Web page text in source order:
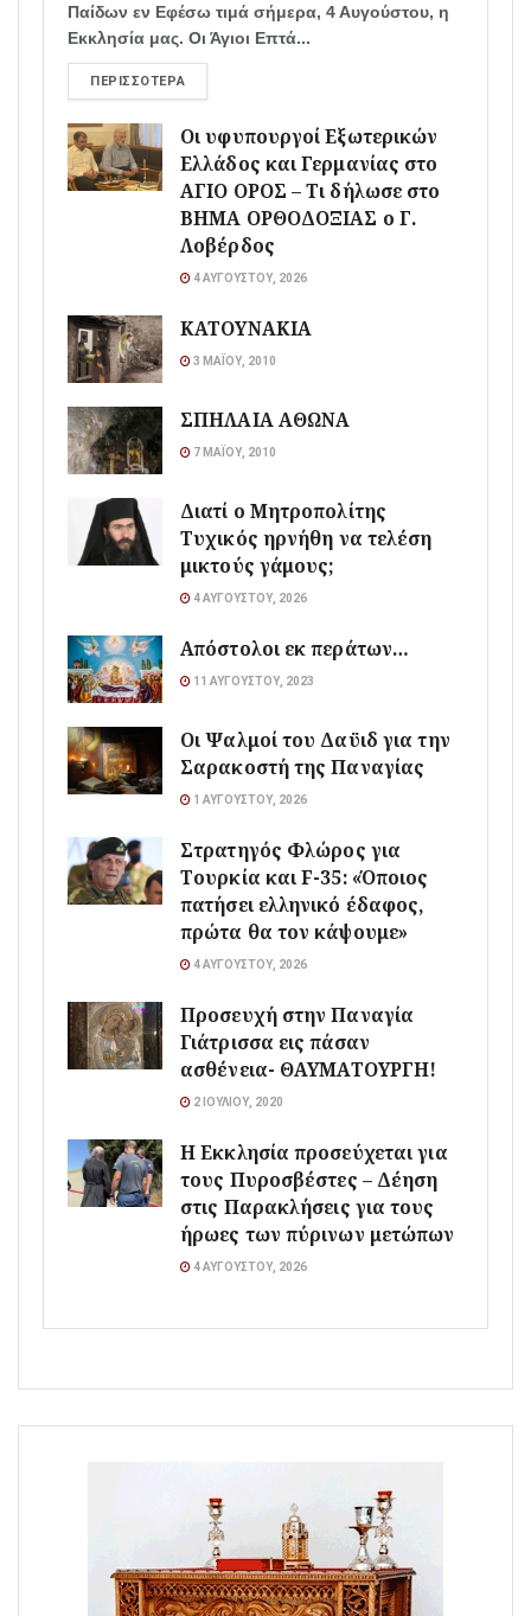
Παίδων εν Εφέσω τιμά σήμερα, 4 Αυγούστου, η
Εκκλησία μας. Οι Άγιοι Επτά...
ΠΕΡΙΣΣΌΤΕΡΑ
Οι υφυπουργοί Εξωτερικών
Ελλάδος και Γερμανίας στο
ΑΓΙΟ ΟΡΟΣ – Τι δήλωσε στο
ΒΗΜΑ ΟΡΘΟΔΟΞΙΑΣ ο Γ.
Λοβέρδος
4 ΑΥΓΟΎΣΤΟΥ, 2026
ΚΑΤΟΥΝΑΚΙΑ
3 ΜΑΪ́ΟΥ, 2010
ΣΠΗΛΑΙΑ ΑΘΩΝΑ
7 ΜΑΪ́ΟΥ, 2010
Διατί ο Μητροπολίτης
Τυχικός ηρνήθη να τελέση
μικτούς γάμους;
4 ΑΥΓΟΎΣΤΟΥ, 2026
Απόστολοι εκ περάτων…
11 ΑΥΓΟΎΣΤΟΥ, 2023
Οι Ψαλμοί του Δαϋιδ για την
Σαρακοστή της Παναγίας
1 ΑΥΓΟΎΣΤΟΥ, 2026
Στρατηγός Φλώρος για
Τουρκία και F-35: «Όποιος
πατήσει ελληνικό έδαφος,
πρώτα θα τον κάψουμε»
4 ΑΥΓΟΎΣΤΟΥ, 2026
Προσευχή στην Παναγία
Γιάτρισσα εις πάσαν
ασθένεια- ΘΑΥΜΑΤΟΥΡΓΗ!
2 ΙΟΥΛΊΟΥ, 2020
Η Εκκλησία προσεύχεται για
τους Πυροσβέστες – Δέηση
στις Παρακλήσεις για τους
ήρωες των πύρινων μετώπων
4 ΑΥΓΟΎΣΤΟΥ, 2026